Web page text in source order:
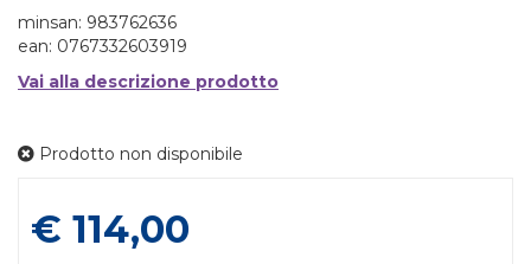
minsan: 983762636
ean: 0767332603919
Vai alla descrizione prodotto
Prodotto non disponibile
Prezzo
€ 114,00